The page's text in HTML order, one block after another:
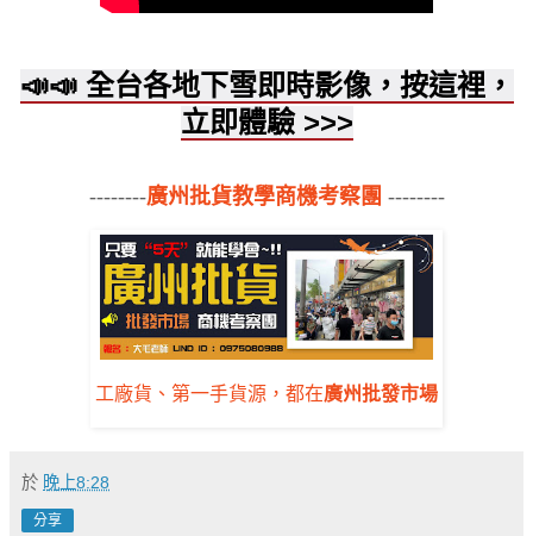
📣📣 全台各地下雪即時影像，按這裡，
立即體驗 >>>
--------廣州批貨教學商機考察團 --------
工廠貨、第一手貨源，都在廣州批發市場
於 晚上8:28
分享